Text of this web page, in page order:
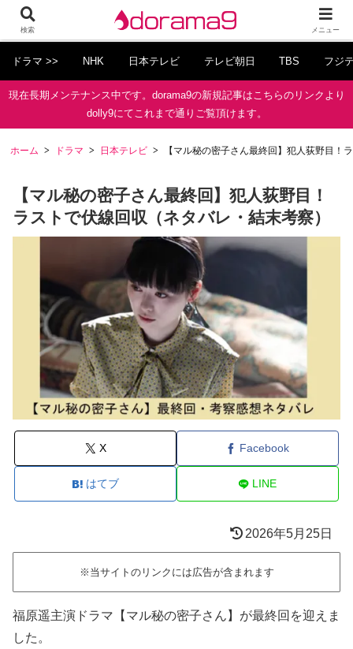
ドラマ >> NHK 日本テレビ テレビ朝日 TBS フジ
現在長期メンテナンス中です。dorama9の新規記事はこちらのリンクより
dolly9にてこれまで通りご覧頂けます。
ホーム ドラマ 日本テレビ 【マル秘の密子さん最終回】犯人荻野目！
【マル秘の密子さん最終回】犯人荻野目！
ラストで伏線回収（ネタバレ・結末考察）
X Facebook
はてブ LINE
2026年5月25日
※当サイトのリンクには広告が含まれます
福原遥主演ドラマ【マル秘の密子さん】が最終回を迎えま
した。
検索 メニュー